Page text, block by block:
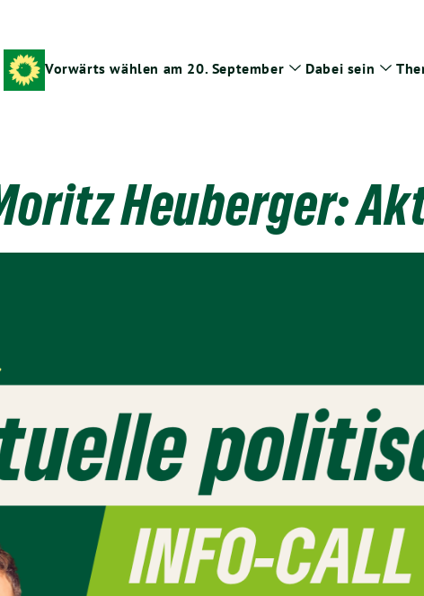
Vorwärts wählen am 20. September Zeige
Dabei sein
Zeige
Heuberger: